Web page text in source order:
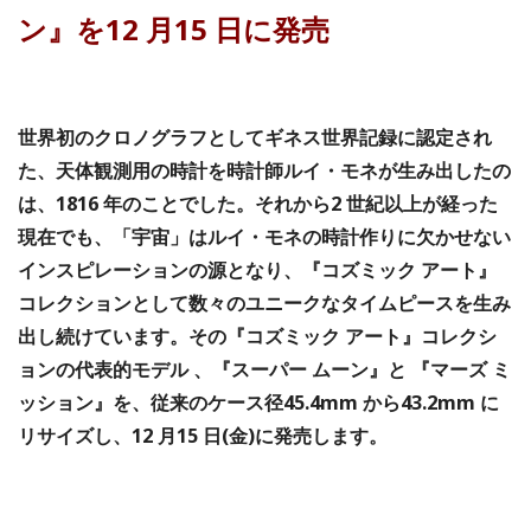
ン』を12 月15 日に発売
世界初のクロノグラフとしてギネス世界記録に認定され
た、天体観測用の時計を時計師ルイ・モネが生み出したの
は、1816 年のことでした。それから2 世紀以上が経った
現在でも、「宇宙」はルイ・モネの時計作りに欠かせない
インスピレーションの源となり、『コズミック アート』
コレクションとして数々のユニークなタイムピースを生み
出し続けています。その『コズミック アート』コレクシ
ョンの代表的モデル 、『スーパー ムーン』と 『マーズ ミ
ッション』を、従来のケース径45.4mm から43.2mm に
リサイズし、12 月15 日(金)に発売します。